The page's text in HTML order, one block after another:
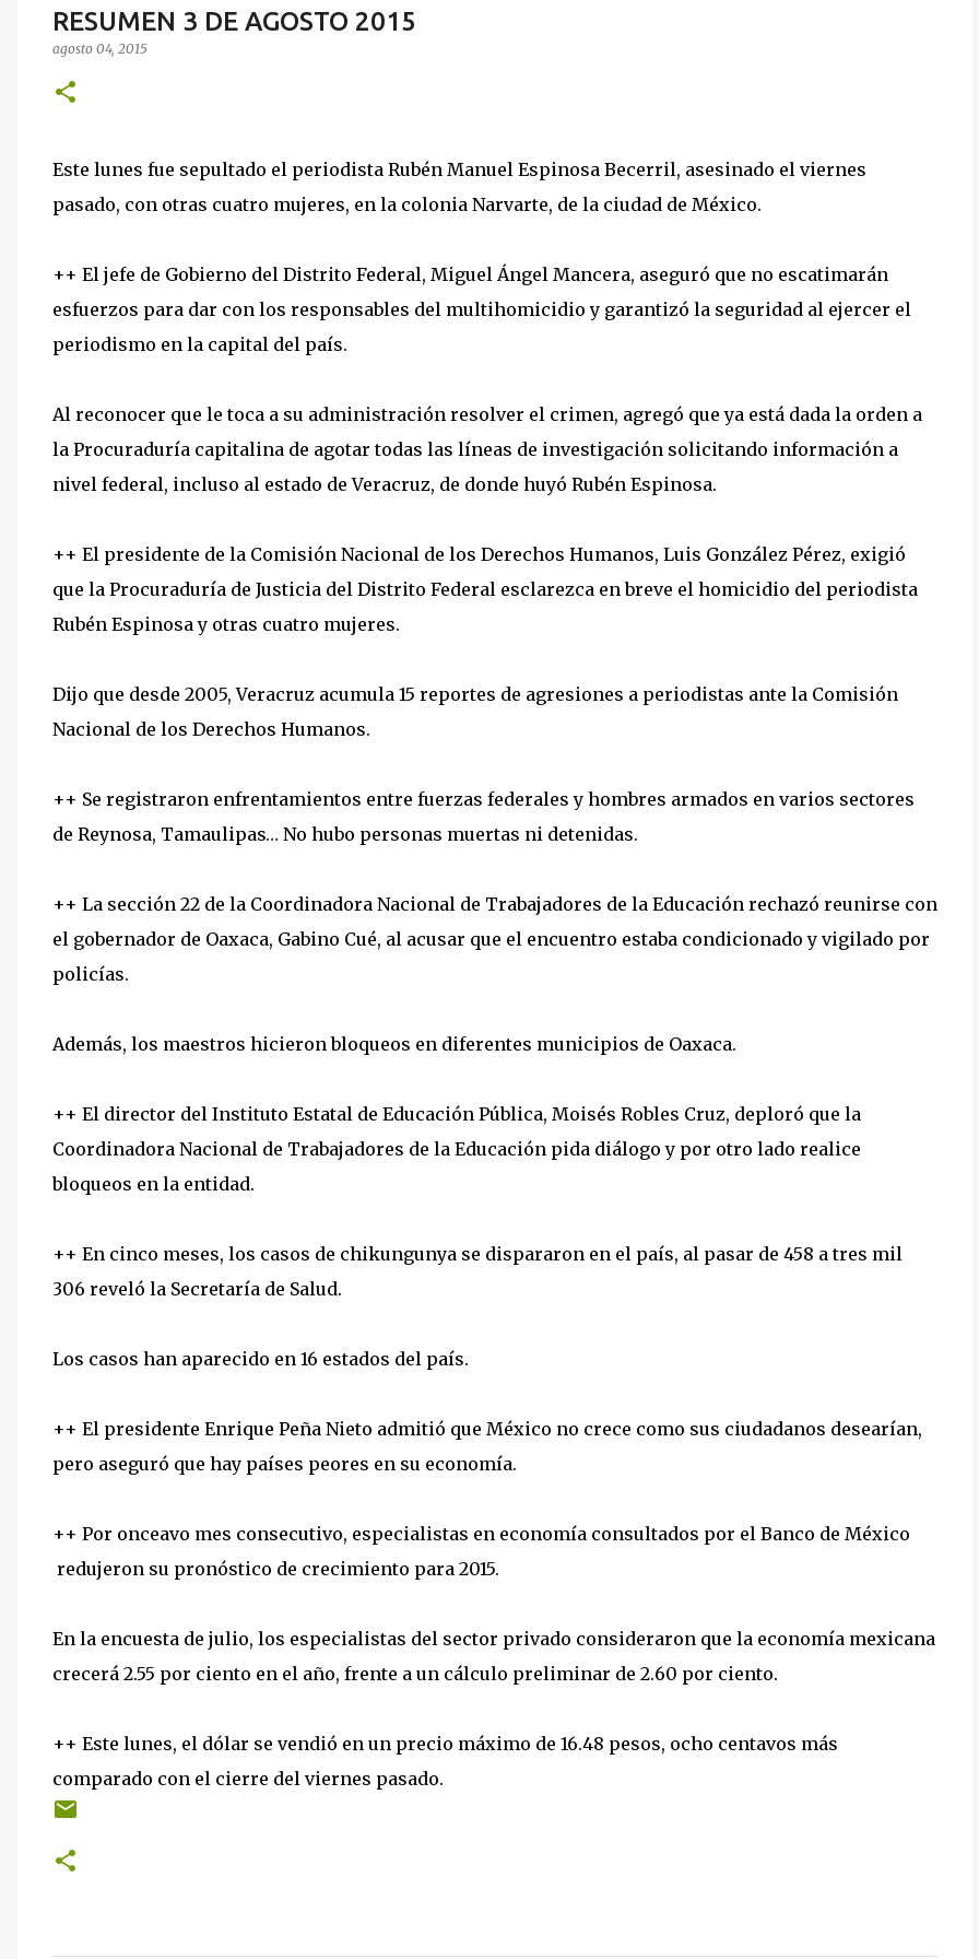
RESUMEN 3 DE AGOSTO 2015
agosto 04, 2015
Este lunes fue sepultado el periodista Rubén Manuel Espinosa Becerril, asesinado el viernes
pasado, con otras cuatro mujeres, en la colonia Narvarte, de la ciudad de México.
++ El jefe de Gobierno del Distrito Federal, Miguel Ángel Mancera, aseguró que no escatimarán
esfuerzos para dar con los responsables del multihomicidio y garantizó la seguridad al ejercer el
periodismo en la capital del país.
Al reconocer que le toca a su administración resolver el crimen, agregó que ya está dada la orden a
la Procuraduría capitalina de agotar todas las líneas de investigación solicitando información a
nivel federal, incluso al estado de Veracruz, de donde huyó Rubén Espinosa.
++ El presidente de la Comisión Nacional de los Derechos Humanos, Luis González Pérez, exigió
que la Procuraduría de Justicia del Distrito Federal esclarezca en breve el homicidio del periodista
Rubén Espinosa y otras cuatro mujeres.
Dijo que desde 2005, Veracruz acumula 15 reportes de agresiones a periodistas ante la Comisión
Nacional de los Derechos Humanos.
++ Se registraron enfrentamientos entre fuerzas federales y hombres armados en varios sectores
de Reynosa, Tamaulipas… No hubo personas muertas ni detenidas.
++ La sección 22 de la Coordinadora Nacional de Trabajadores de la Educación rechazó reunirse con
el gobernador de Oaxaca, Gabino Cué, al acusar que el encuentro estaba condicionado y vigilado por
policías.
Además, los maestros hicieron bloqueos en diferentes municipios de Oaxaca.
++ El director del Instituto Estatal de Educación Pública, Moisés Robles Cruz, deploró que la
Coordinadora Nacional de Trabajadores de la Educación pida diálogo y por otro lado realice
bloqueos en la entidad.
++ En cinco meses, los casos de chikungunya se dispararon en el país, al pasar de 458 a tres mil
306 reveló la Secretaría de Salud.
Los casos han aparecido en 16 estados del país.
++ El presidente Enrique Peña Nieto admitió que México no crece como sus ciudadanos desearían,
pero aseguró que hay países peores en su economía.
++ Por onceavo mes consecutivo, especialistas en economía consultados por el Banco de México
redujeron su pronóstico de crecimiento para 2015.
En la encuesta de julio, los especialistas del sector privado consideraron que la economía mexicana
crecerá 2.55 por ciento en el año, frente a un cálculo preliminar de 2.60 por ciento.
++ Este lunes, el dólar se vendió en un precio máximo de 16.48 pesos, ocho centavos más
comparado con el cierre del viernes pasado.